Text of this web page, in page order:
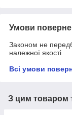
Умови
Законом не
належної якості
Всі умови
З цим товаром